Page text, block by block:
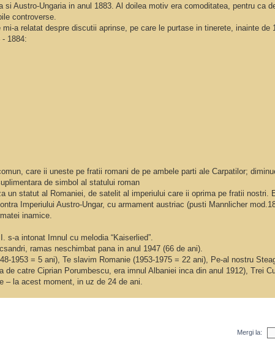
Austro-Ungaria in anul 1883. Al doilea motiv era comoditatea, pentru ca
controverse.
a relatat despre discutii aprinse, pe care le purtase in tinerete, inainte de
1884:
care ii uneste pe fratii romani de pe ambele parti ale Carpatilor;
de simbol al statului roman
un statut al Romaniei, de satelit al imperiului care ii oprima pe fratii nostri.
Imperiului Austro-Ungar, cu armament austriac (pusti Mannlicher
inamice.
a intonat Imnul cu melodia “Kaiserlied”.
ramas neschimbat pana in anul 1947 (66 de ani).
1953 = 5 ani), Te slavim Romanie (1953-1975 = 22 ani), Pe-al nostru
catre Ciprian Porumbescu, era imnul Albaniei inca din anul 1912), Trei
– la acest moment, in uz de 24 de ani.
Mergi la: